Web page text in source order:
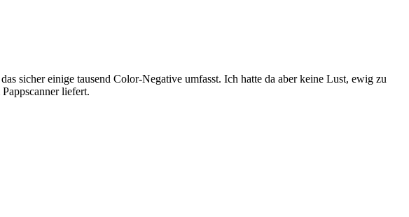
sicher einige tausend Color-Negative umfasst. Ich hatte da aber keine Lust, ewig zu
liefert.